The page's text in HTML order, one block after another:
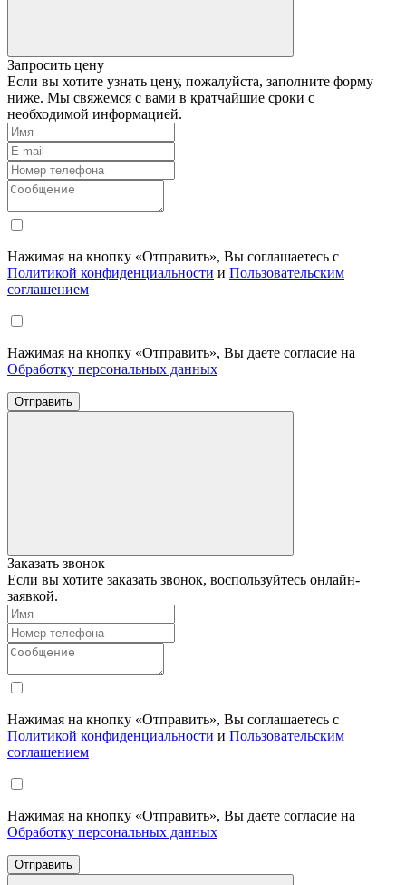
Запросить цену
Если вы хотите узнать цену, пожалуйста, заполните форму
ниже. Мы свяжемся с вами в кратчайшие сроки с
необходимой информацией.
Нажимая на кнопку «Отправить», Вы соглашаетесь с
Политикой конфиденциальности и Пользовательским
соглашением
Нажимая на кнопку «Отправить», Вы даете согласие на
Обработку персональных данных
Отправить
Заказать звонок
Если вы хотите заказать звонок, воспользуйтесь онлайн-
заявкой.
Нажимая на кнопку «Отправить», Вы соглашаетесь с
Политикой конфиденциальности и Пользовательским
соглашением
Нажимая на кнопку «Отправить», Вы даете согласие на
Обработку персональных данных
Отправить